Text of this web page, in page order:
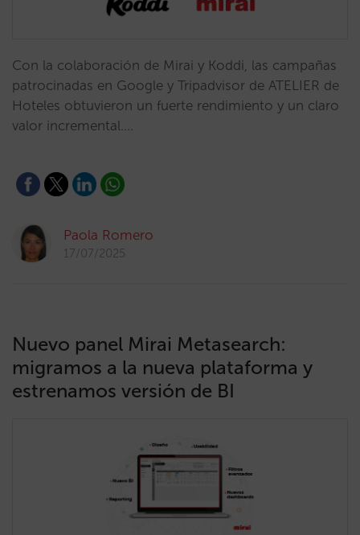
Con la colaboración de Mirai y Koddi, las campañas
patrocinadas en Google y Tripadvisor de ATELIER de
Hoteles obtuvieron un fuerte rendimiento y un claro
valor incremental.…
Paola Romero
17/07/2025
Nuevo panel Mirai Metasearch:
migramos a la nueva plataforma y
estrenamos versión de BI